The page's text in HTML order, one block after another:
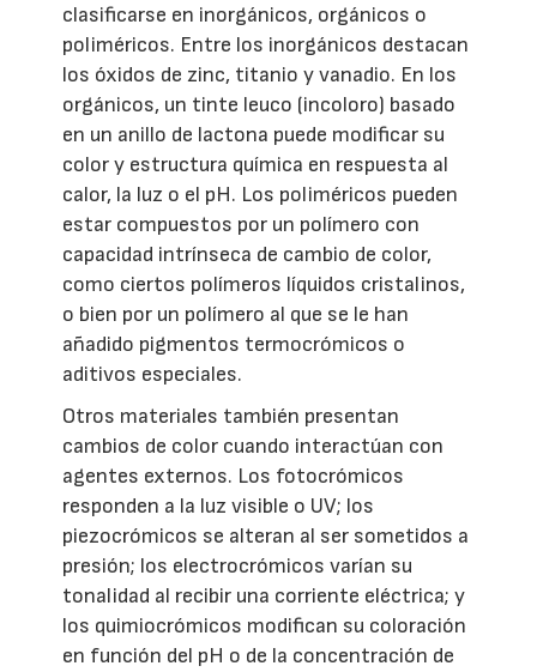
clasificarse en inorgánicos, orgánicos o
poliméricos. Entre los inorgánicos destacan
los óxidos de zinc, titanio y vanadio. En los
orgánicos, un tinte leuco (incoloro) basado
en un anillo de lactona puede modificar su
color y estructura química en respuesta al
calor, la luz o el pH. Los poliméricos pueden
estar compuestos por un polímero con
capacidad intrínseca de cambio de color,
como ciertos polímeros líquidos cristalinos,
o bien por un polímero al que se le han
añadido pigmentos termocrómicos o
aditivos especiales.
Otros materiales también presentan
cambios de color cuando interactúan con
agentes externos. Los fotocrómicos
responden a la luz visible o UV; los
piezocrómicos se alteran al ser sometidos a
presión; los electrocrómicos varían su
tonalidad al recibir una corriente eléctrica; y
los quimiocrómicos modifican su coloración
en función del pH o de la concentración de